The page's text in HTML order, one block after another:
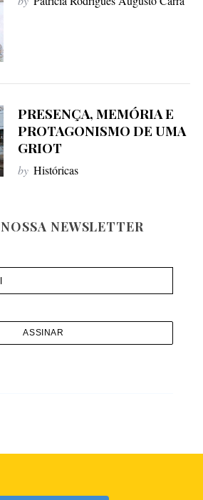
PRESENÇA, MEMÓRIA E
PROTAGONISMO DE UMA
GRIOT
by Históricas
NEWSLETTER